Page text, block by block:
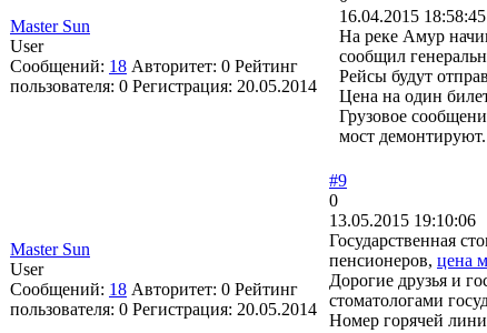
Master Sun
User
Сообщений: 18 Авторитет: 0 Рейтинг
пользователя: 0 Регистрация: 20.05.2014
16.04.2015 18:58:45
На реке Амур
сообщил
Рейсы будут
Цена на один
Грузовое
мост
Master Sun
User
Сообщений: 18 Авторитет: 0 Рейтинг
пользователя: 0 Регистрация: 20.05.2014
#9
0
13.05.2015 19:10:06
Государственная
пенсионеров, цена
Дорогие друзья и
стоматологами
Номер горячей